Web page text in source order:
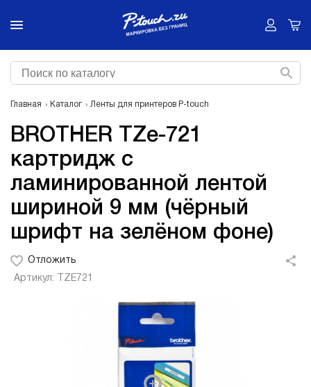
Главная Каталог Ленты для принтеров P-touch
BROTHER TZe-721
картридж с
ламинированной лентой
шириной 9 мм (чёрный
шрифт на зелёном фоне)
Отложить
Артикул: TZE721